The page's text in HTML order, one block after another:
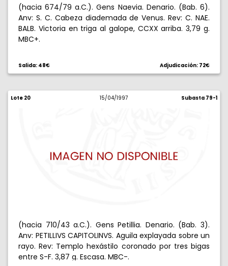
(hacia 674/79 a.C.). Gens Naevia. Denario. (Bab. 6).
Anv: S. C. Cabeza diademada de Venus. Rev: C. NAE.
BALB. Victoria en triga al galope, CCXX arriba. 3,79 g.
MBC+.
Salida: 48€ Adjudicación: 72€
Lote 20 15/04/1997 Subasta 79-1
(hacia 710/43 a.C.). Gens Petillia. Denario. (Bab. 3).
Anv: PETILLIVS CAPITOLINVS. Aguila explayada sobre un
rayo. Rev: Templo hexástilo coronado por tres bigas
entre S-F. 3,87 g. Escasa. MBC-.